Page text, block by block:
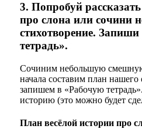
3. Попробуй
про слона или сочини
стихотворение.
тетрадь».
Сочиним небольшую
начала составим план
запишем в «Рабочую
историю (это можно будет
План весёлой истории про